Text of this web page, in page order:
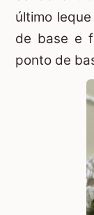
último
de base e
ponto de